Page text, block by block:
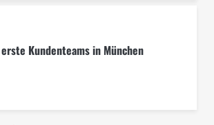
erste Kundenteams in München